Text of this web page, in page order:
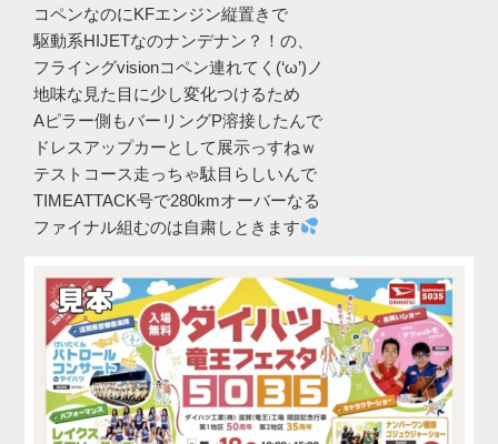
コペンなのにKFエンジン縦置きで
駆動系HIJETなのナンデナン？！の、
フライングvisionコペン連れてく(‘ω’)ノ
地味な見た目に少し変化つけるため
Aピラー側もバーリングP溶接したんで
ドレスアップカーとして展示っすねｗ
テストコース走っちゃ駄目らしいんで
TIMEATTACK号で280kmオーバーなる
ファイナル組むのは自粛しときます